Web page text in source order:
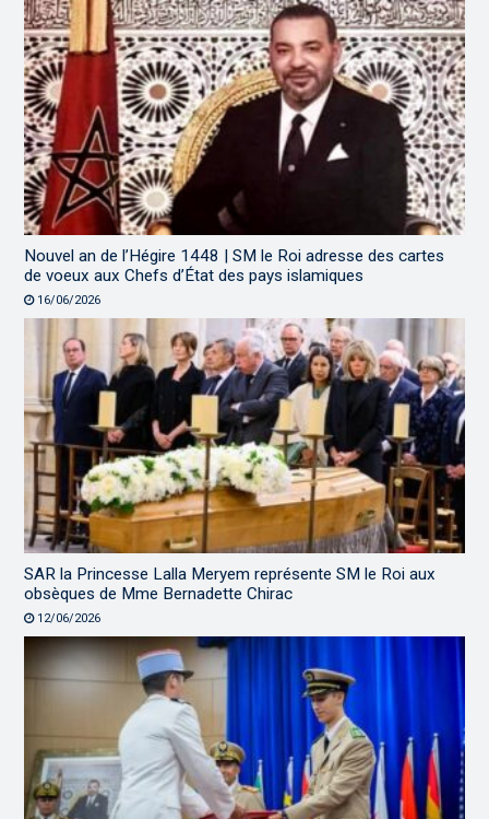
Nouvel an de l’Hégire 1448 | SM le Roi adresse des cartes
de voeux aux Chefs d’État des pays islamiques
16/06/2026
SAR la Princesse Lalla Meryem représente SM le Roi aux
obsèques de Mme Bernadette Chirac
12/06/2026